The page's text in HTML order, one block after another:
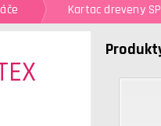
Kartac dreveny